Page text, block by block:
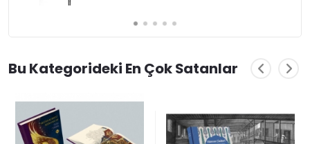
Bu Kategorideki En Çok Satanlar